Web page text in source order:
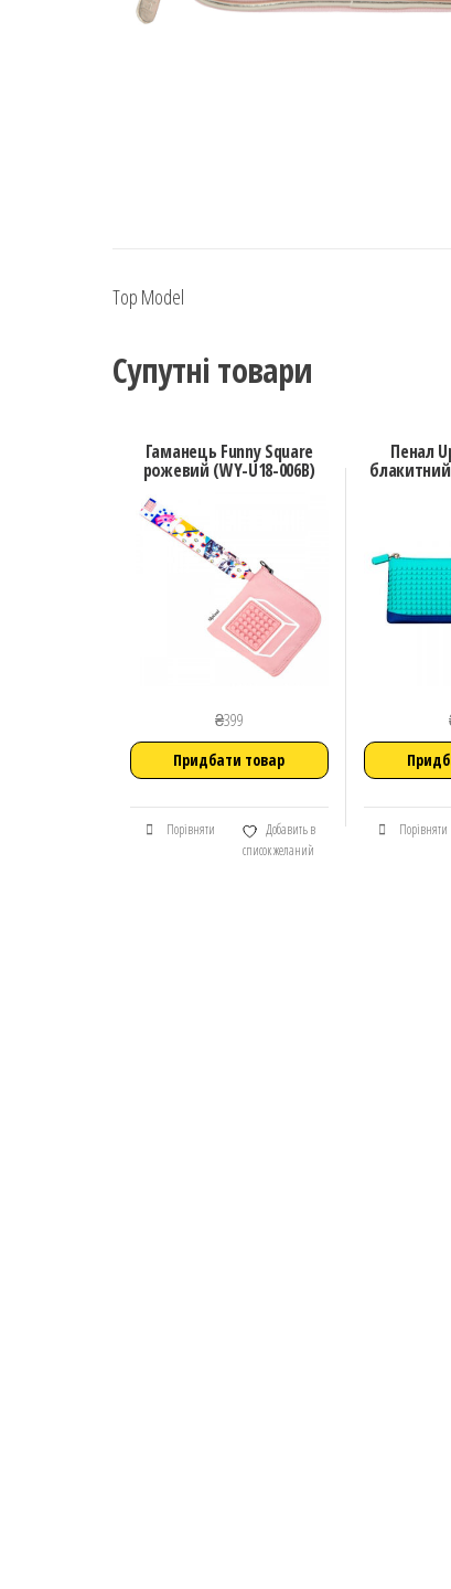
Top Model
Супутні товари
Гаманець Funny Square
рожевий (WY-U18-006B)
₴399
Придбати товар
Порівняти
Добавить в
список желаний
Пенал
Порівняти